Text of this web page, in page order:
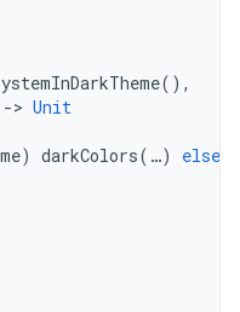
(),
-> Unit
) darkColors( …) else